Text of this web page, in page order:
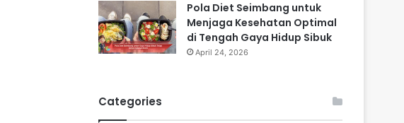
Pola Diet Seimbang untuk
Menjaga Kesehatan Optimal
di Tengah Gaya Hidup Sibuk
April 24, 2026
Categories